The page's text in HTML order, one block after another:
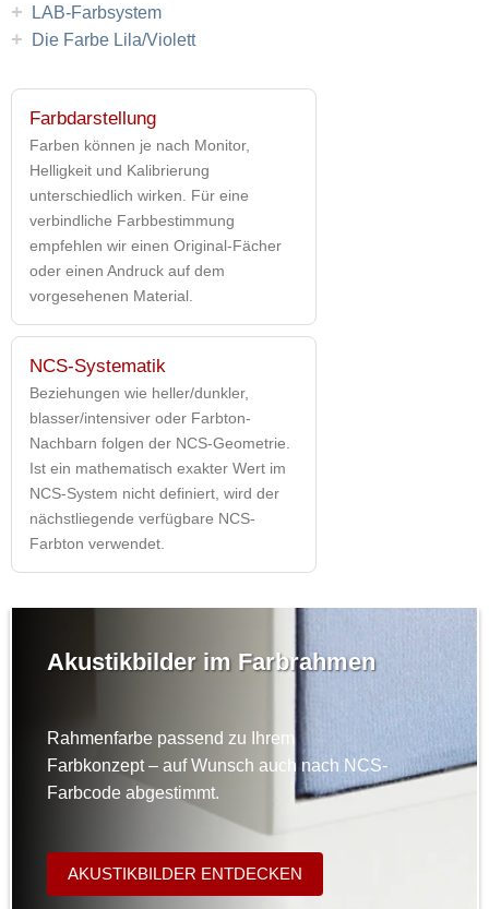
+ LAB-Farbsystem
+ Die Farbe Lila/Violett
Farbdarstellung
Farben können je nach Monitor,
Helligkeit und Kalibrierung
unterschiedlich wirken. Für eine
verbindliche Farbbestimmung
empfehlen wir einen Original-Fächer
oder einen Andruck auf dem
vorgesehenen Material.
NCS-Systematik
Beziehungen wie heller/dunkler,
blasser/intensiver oder Farbton-
Nachbarn folgen der NCS-Geometrie.
Ist ein mathematisch exakter Wert im
NCS-System nicht definiert, wird der
nächstliegende verfügbare NCS-
Farbton verwendet.
Akustikbilder im Farbrahmen
Rahmenfarbe passend zu Ihrem
Farbkonzept – auf Wunsch auch nach NCS-
Farbcode abgestimmt.
AKUSTIKBILDER ENTDECKEN